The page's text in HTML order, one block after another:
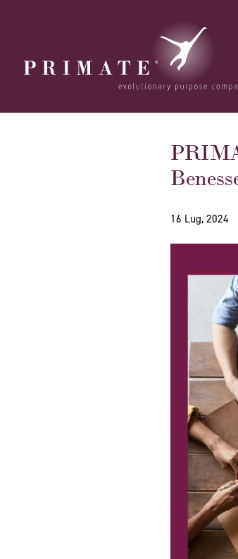
16 Lug, 2024